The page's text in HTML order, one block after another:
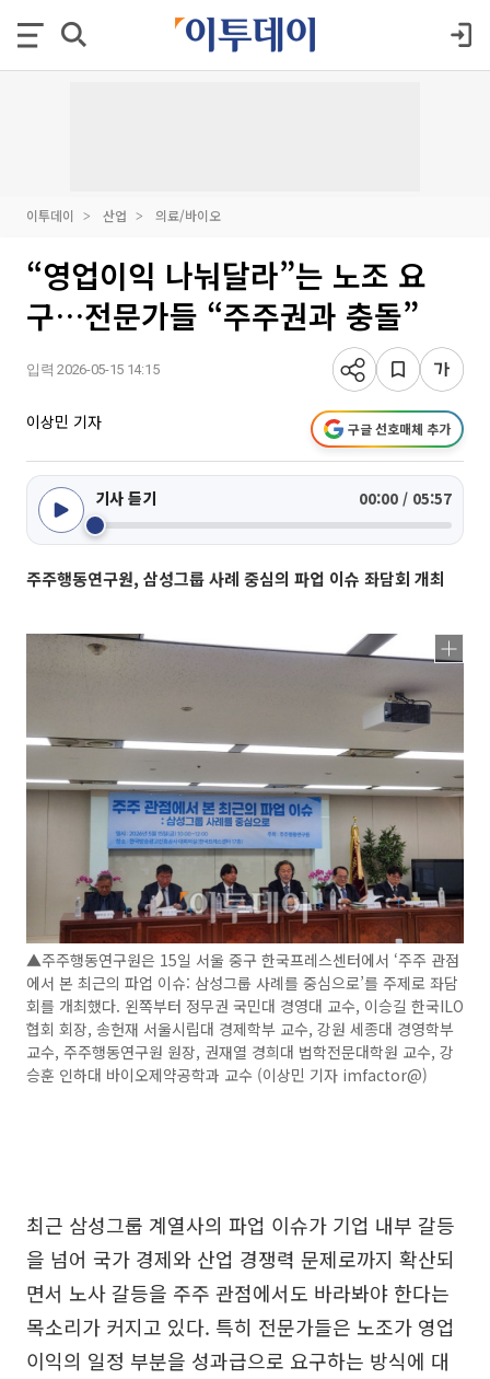
이투데이 산업 의료/바이오
“영업이익 나눠달라”는 노조 요
구…전문가들 “주주권과 충돌”
입력 2026-05-15 14:15
이상민 기자 구글 선호매체 추가
기사 듣기 00:00 / 05:57
주주행동연구원, 삼성그룹 사례 중심의 파업 이슈 좌담회 개최
▲주주행동연구원은 15일 서울 중구 한국프레스센터에서 ‘주주 관점
에서 본 최근의 파업 이슈: 삼성그룹 사례를 중심으로’를 주제로 좌담
회를 개최했다. 왼쪽부터 정무권 국민대 경영대 교수, 이승길 한국ILO
협회 회장, 송헌재 서울시립대 경제학부 교수, 강원 세종대 경영학부
교수, 주주행동연구원 원장, 권재열 경희대 법학전문대학원 교수, 강
승훈 인하대 바이오제약공학과 교수 (이상민 기자 imfactor@)
최근 삼성그룹 계열사의 파업 이슈가 기업 내부 갈등
을 넘어 국가 경제와 산업 경쟁력 문제로까지 확산되
면서 노사 갈등을 주주 관점에서도 바라봐야 한다는
목소리가 커지고 있다. 특히 전문가들은 노조가 영업
이익의 일정 부분을 성과급으로 요구하는 방식에 대